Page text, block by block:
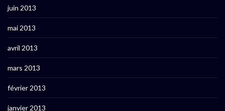
juin 2013
mai 2013
avril 2013
mars 2013
février 2013
janvier 2013